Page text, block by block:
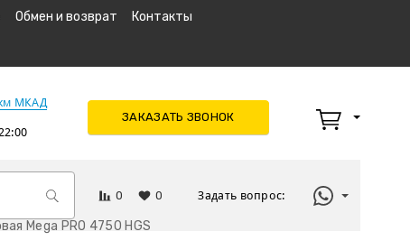
Обмен и возврат Контакты
МКАД
ЗАКАЗАТЬ ЗВОНОК
0 0 Задать вопрос:
Mega PRO 4750 HGS